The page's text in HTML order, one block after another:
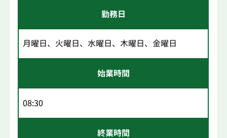
勤務日
月曜日、火曜日、水曜日、木曜日、金曜日
始業時間
08:30
終業時間